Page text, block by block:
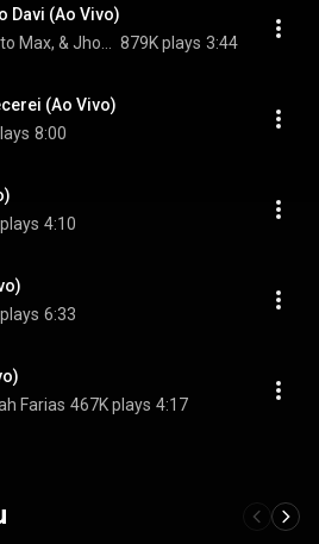
Davi (Ao Vivo)
879K plays 3:44
(Ao Vivo)
8:00
4:10
6:33
Farias 467K plays 4:17